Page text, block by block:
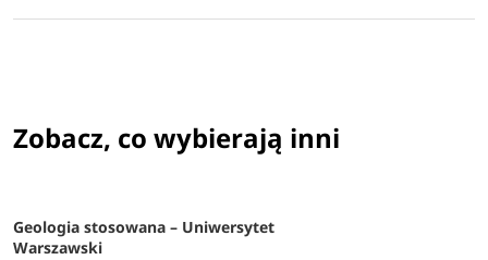
Zobacz, co wybierają inni
Geologia stosowana – Uniwersytet
Warszawski